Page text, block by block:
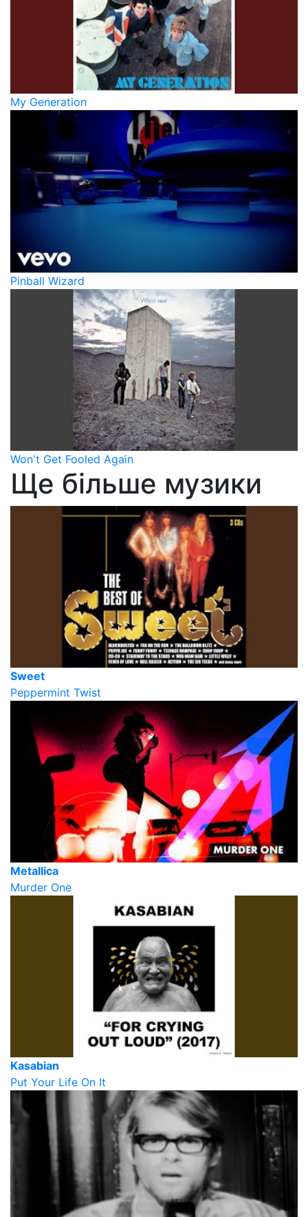
My Generation
Pinball Wizard
Won't Get Fooled Again
Ще більше музики
Sweet
Peppermint Twist
Metallica
Murder One
Kasabian
Put Your Life On It